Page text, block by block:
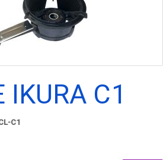
IKURA C1
C1